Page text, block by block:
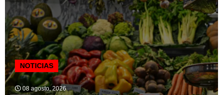
NOTICIAS
08 agosto, 2026